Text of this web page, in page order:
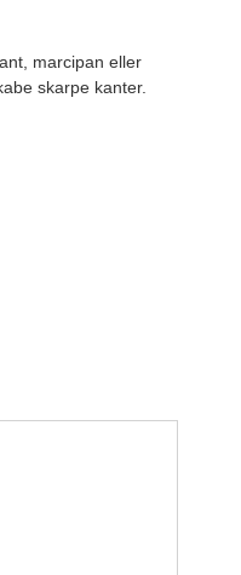
marcipan eller
skarpe kanter.